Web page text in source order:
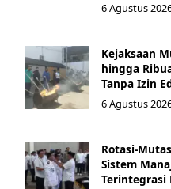
6 Agustus
Kejaksaan
hingga
Tanpa Izin
6 Agustus
Rotasi-
Sistem
Terintegrasi